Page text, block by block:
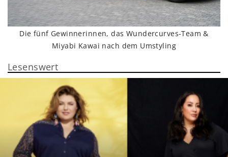
Die fünf Gewinnerinnen, das Wundercurves-Team &
Miyabi Kawai nach dem Umstyling
Lesenswert